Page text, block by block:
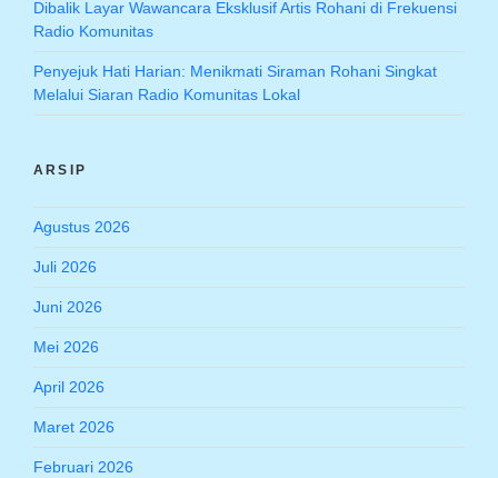
Dibalik Layar Wawancara Eksklusif Artis Rohani di Frekuensi
Radio Komunitas
Penyejuk Hati Harian: Menikmati Siraman Rohani Singkat
Melalui Siaran Radio Komunitas Lokal
ARSIP
Agustus 2026
Juli 2026
Juni 2026
Mei 2026
April 2026
Maret 2026
Februari 2026